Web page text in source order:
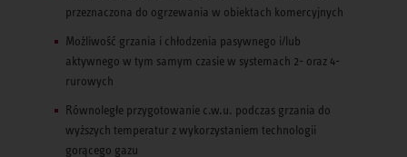
przeznaczona do ogrzewania w obiektach komercyjnych
Możliwość grzania i chłodzenia pasywnego i/lub
aktywnego w tym samym czasie w systemach 2- oraz 4-
rurowych
Równoległe przygotowanie c.w.u. podczas grzania do
wyższych temperatur z wykorzystaniem technologii
gorącego gazu